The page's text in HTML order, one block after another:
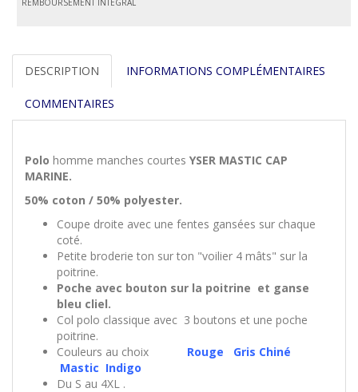
REMBOURSEMENT INTÉGRAL
DESCRIPTION INFORMATIONS COMPLÉMENTAIRES
COMMENTAIRES
Polo homme manches courtes YSER MASTIC CAP
MARINE.
50% coton / 50% polyester.
Coupe droite avec une fentes gansées sur chaque
coté.
Petite broderie ton sur ton "voilier 4 mâts" sur la
poitrine.
Poche avec bouton sur la poitrine et ganse
bleu cliel.
Col polo classique avec 3 boutons et une poche
poitrine.
Couleurs au choix
Rouge
Gris Chiné
Mastic Indigo
Du S au 4XL .